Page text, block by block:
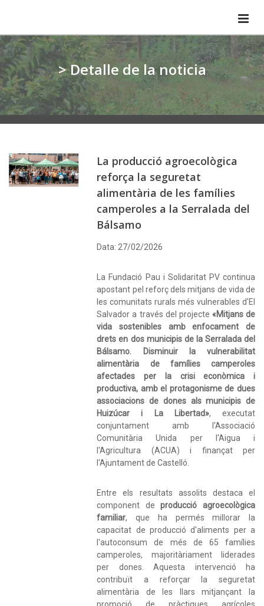
> Detalle de la noticia
La producció agroecològica
reforça la seguretat
alimentària de les famílies
camperoles a la Serralada del
Bálsamo
Data: 27/02/2026
La Fundació Pau i Solidaritat PV continua
apostant pel reforç dels mitjans de vida de
les comunitats rurals més vulnerables d'El
Salvador a través del projecte «Mitjans de
vida sostenibles amb enfocament de
drets en dos municipis de la Serralada del
Bálsamo. Disminuir la vulnerabilitat
alimentària de famílies camperoles
afectades per la crisi econòmica i
productiva, amb el protagonisme de dues
associacions de dones als municipis de
Huizúcar i La Libertad», executat
conjuntament amb l'Associació
Comunitària Unida per l'Aigua i
l'Agricultura (ACUA) i finançat per
l'Ajuntament de Castelló.
Entre els resultats assolits destaca el
component deproducció agroecològica
familiar, que ha permés millorar la
capacitat de producció d'aliments per a
l'autoconsum de més de 65 famílies
camperoles, majoritàriament liderades
per dones. Aquesta intervenció ha
contribuït a reforçar la seguretat
alimentària de les llars mitjançant la